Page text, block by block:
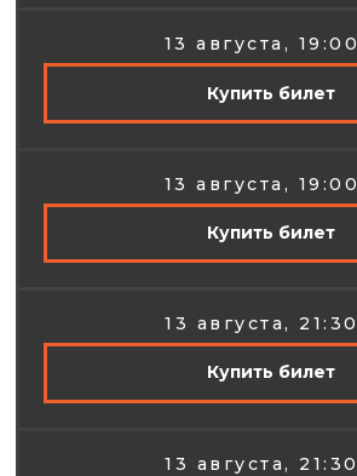
13 августа, 19:00
Купить билет
13 августа, 19:00
Купить билет
13 августа, 21:30
Купить билет
13 августа, 21:30